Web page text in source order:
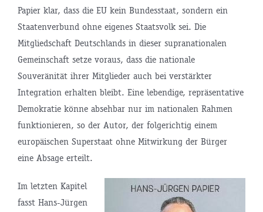
Papier klar, dass die EU kein Bundesstaat, sondern ein
Staatenverbund ohne eigenes Staatsvolk sei. Die
Mitgliedschaft Deutschlands in dieser supranationalen
Gemeinschaft setze voraus, dass die nationale
Souveränität ihrer Mitglieder auch bei verstärkter
Integration erhalten bleibt. Eine lebendige, repräsentative
Demokratie könne absehbar nur im nationalen Rahmen
funktionieren, so der Autor, der folgerichtig einem
europäischen Superstaat ohne Mitwirkung der Bürger
eine Absage erteilt.
Im letzten Kapitel
fasst Hans-Jürgen